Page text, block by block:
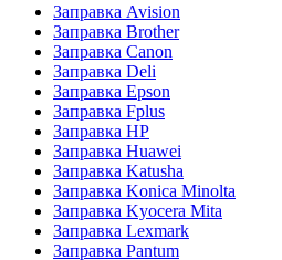
Заправка Avision
Заправка Brother
Заправка Canon
Заправка Deli
Заправка Epson
Заправка Fplus
Заправка HP
Заправка Huawei
Заправка Katusha
Заправка Konica Minolta
Заправка Kyocera Mita
Заправка Lexmark
Заправка Pantum